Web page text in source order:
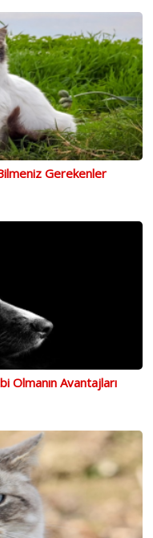
Gerekenler
Olmanın Avantajları